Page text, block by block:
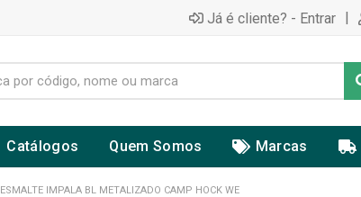
Já é cliente? - Entrar |
Catálogos Quem Somos Marcas
ESMALTE IMPALA BL METALIZADO CAMP HOCK WE